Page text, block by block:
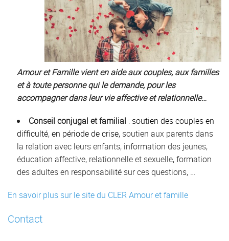
Amour et Famille vient en aide aux couples, aux familles
et à toute personne qui le demande, pour les
accompagner dans leur vie affective et relationnelle…
Conseil conjugal et familial :soutien des couples en
difficulté, en période de crise,soutien aux parents dans
la relation avec leurs enfants, information des jeunes,
éducation affective, relationnelle et sexuelle, formation
des adultes en responsabilité sur ces questions, …
En savoir plus surle site du CLER Amour et famille
Contact